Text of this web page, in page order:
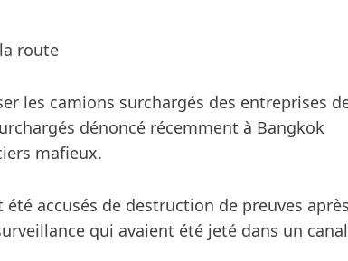
route
les camions surchargés des entreprises
dénoncé récemment à Bangkok
mafieux.
accusés de destruction de preuves
qui avaient été jeté dans un